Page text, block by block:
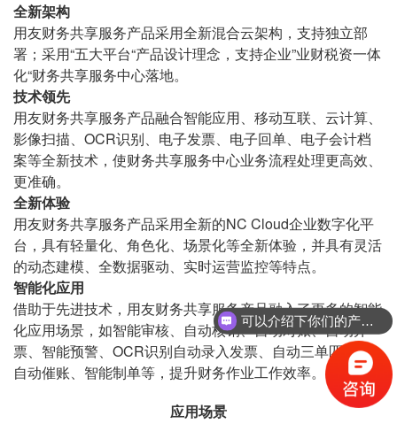
全新架构
用友财务共享服务产品采用全新混合云架构，支持独立部
署；采用“五大平台“产品设计理念，支持企业”业财税资一体
化“财务共享服务中心落地。
技术领先
用友财务共享服务产品融合智能应用、移动互联、云计算、
影像扫描、OCR识别、电子发票、电子回单、电子会计档
案等全新技术，使财务共享服务中心业务流程处理更高效、
更准确。
全新体验
用友财务共享服务产品采用全新的NC Cloud企业数字化平
台，具有轻量化、角色化、场景化等全新体验，并具有灵活
的动态建模、全数据驱动、实时运营监控等特点。
智能化应用
借助于先进技术，用友财务共享服务产品融入了更多的智能
化应用场景，如智能审核、自动核销、自动对账、自动开
票、智能预警、OCR识别自动录入发票、自动三单匹配、
自动催账、智能制单等，提升财务作业工作效率。
应用场景
可以介绍下你们的产品么？